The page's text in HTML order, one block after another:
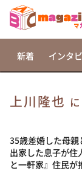
相席食堂
これ余談
新着 インタ
上川隆也
35歳差婚した母親
出家した息子が
と一軒家』住民